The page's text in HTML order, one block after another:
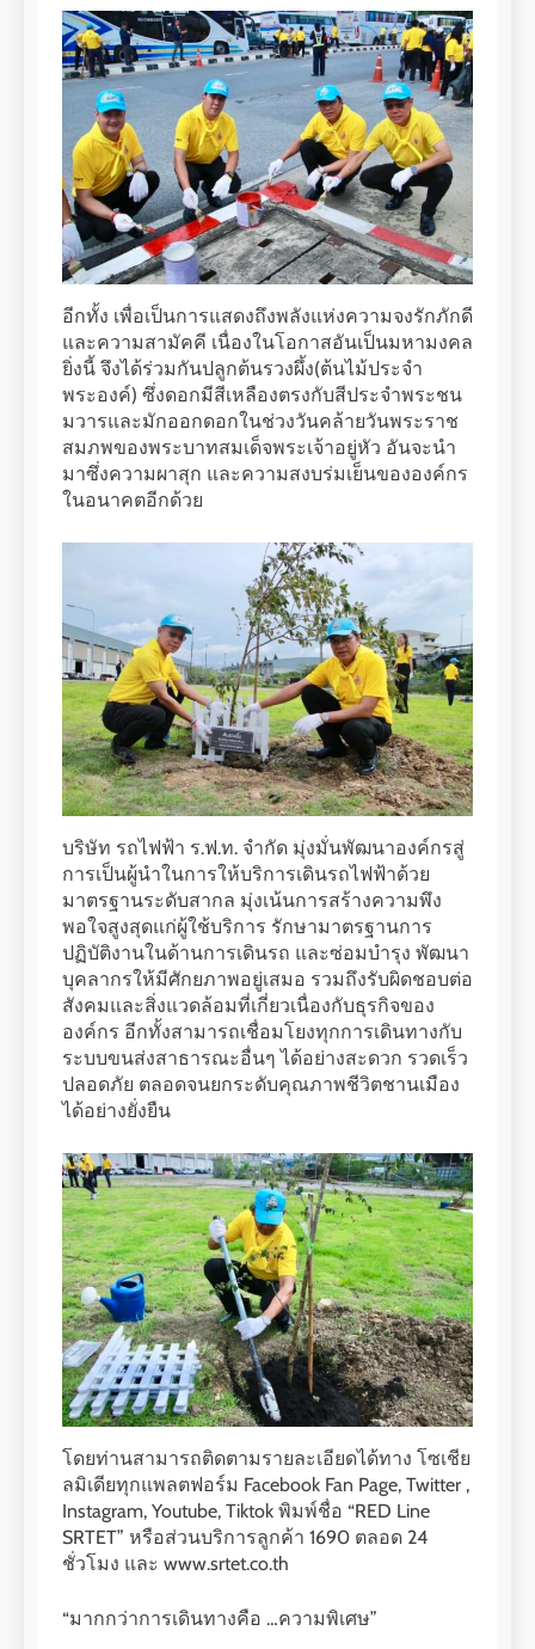
อีกทั้ง เพื่อเป็นการแสดงถึงพลังแห่งความจงรักภักดี
และความสามัคคี เนื่องในโอกาสอันเป็นมหามงคล
ยิ่งนี้ จึงได้ร่วมกันปลูกต้นรวงผึ้ง(ต้นไม้ประจำ
พระองค์) ซึ่งดอกมีสีเหลืองตรงกับสีประจำพระชน
มวารและมักออกดอกในช่วงวันคล้ายวันพระราช
สมภพของพระบาทสมเด็จพระเจ้าอยู่หัว อันจะนำ
มาซึ่งความผาสุก และความสงบร่มเย็นขององค์กร
ในอนาคตอีกด้วย
บริษัท รถไฟฟ้า ร.ฟ.ท. จำกัด มุ่งมั่นพัฒนาองค์กรสู่
การเป็นผู้นำในการให้บริการเดินรถไฟฟ้าด้วย
มาตรฐานระดับสากล มุ่งเน้นการสร้างความพึง
พอใจสูงสุดแก่ผู้ใช้บริการ รักษามาตรฐานการ
ปฏิบัติงานในด้านการเดินรถ และซ่อมบำรุง พัฒนา
บุคลากรให้มีศักยภาพอยู่เสมอ รวมถึงรับผิดชอบต่อ
สังคมและสิ่งแวดล้อมที่เกี่ยวเนื่องกับธุรกิจของ
องค์กร อีกทั้งสามารถเชื่อมโยงทุกการเดินทางกับ
ระบบขนส่งสาธารณะอื่นๆ ได้อย่างสะดวก รวดเร็ว
ปลอดภัย ตลอดจนยกระดับคุณภาพชีวิตชานเมือง
ได้อย่างยั่งยืน
โดยท่านสามารถติดตามรายละเอียดได้ทาง โซเชีย
ลมิเดียทุกแพลตฟอร์ม Facebook Fan Page, Twitter ,
Instagram, Youtube, Tiktok พิมพ์ชื่อ “RED Line
SRTET” หรือส่วนบริการลูกค้า 1690 ตลอด 24
ชั่วโมง และ www.srtet.co.th
“มากกว่าการเดินทางคือ …ความพิเศษ”